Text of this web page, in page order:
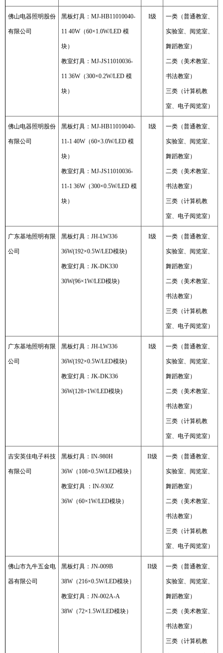
佛山电器照明股份
有限公司
黑板灯具：MJ-HB11010040-
11 40W（60×1.0W/LED 模
块）
教室灯具：MJ-JS11010036-
11 36W（300×0.2W/LED 模
块）
I级 一类（普通教室、
实验室、阅览室、
舞蹈教室）
二类（美术教室、
书法教室）
三类（计算机教
室、电子阅览室）
佛山电器照明股份
有限公司
黑板灯具：MJ-HB11010040-
11-1 40W（60×3.0W/LED 模
块）
教室灯具：MJ-JS11010036-
11-1 36W（300×0.5W/LED 模
块）
I级 一类（普通教室、
实验室、阅览室、
舞蹈教室）
二类（美术教室、
书法教室）
三类（计算机教
室、电子阅览室）
广东基地照明有限
公司
黑板灯具：JH-LW336
36W(192×0.5W/LED模块)
教室灯具：JK-DK330
30W(96×1W/LED模块)
I级 一类（普通教室、
实验室、阅览室、
舞蹈教室）
二类（美术教室、
书法教室）
三类（计算机教
室、电子阅览室）
广东基地照明有限
公司
黑板灯具：JH-LW336
36W(192×0.5W/LED模块)
教室灯具：JK-DK336
36W(128×1W/LED模块)
I级 一类（普通教室、
实验室、阅览室、
舞蹈教室）
二类（美术教室、
书法教室）
三类（计算机教
室、电子阅览室）
吉安英佳电子科技
有限公司
黑板灯具：IN-980H
36W（108×0.5W/LED模块）
教室灯具 ：IN-930Z
36W（60×1W/LED模块）
II级 一类（普通教室、
实验室、阅览室、
舞蹈教室）
二类（美术教室、
书法教室）
三类（计算机教
室、电子阅览室）
佛山市九牛五金电
器有限公司
黑板灯具：JN-009B
38W（216×0.5W/LED模块）
教室灯具：JN-002A-A
38W（72×1.5W/LED模块）
II级 一类（普通教室、
实验室、阅览室、
舞蹈教室）
二类（美术教室、
书法教室）
三类（计算机教